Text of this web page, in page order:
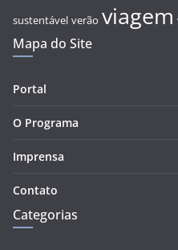
sustentável verão viagem
Mapa do Site
Portal
O Programa
Imprensa
Contato
Categorias